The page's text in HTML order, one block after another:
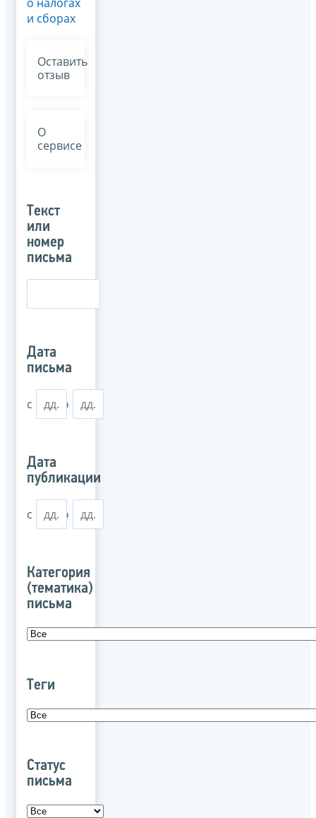
и сборах
Оставить
отзыв
О
сервисе
Текст
или
номер
письма
Дата
письма
с по
Дата
публикации
с по
Категория
(тематика)
письма
Теги
Статус
письма